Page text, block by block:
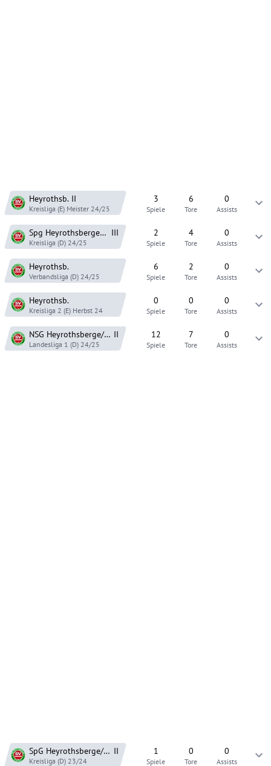
Heyrothsb. II
Kreisliga (E) Meister 24/25
3
Spiele
6
Tore
0
Assists
Spg Heyrothsberge/Gerwisch III
Kreisliga (D) 24/25
2
Spiele
4
Tore
0
Assists
Heyrothsb.
Verbandsliga (D) 24/25
6
Spiele
2
Tore
0
Assists
Heyrothsb.
Kreisliga 2 (E) Herbst 24
0
Spiele
0
Tore
0
Assists
NSG Heyrothsberge/Gerwisch II
Landesliga 1 (D) 24/25
12
Spiele
7
Tore
0
Assists
SpG Heyrothsberge/Nedlitz II
Kreisliga (D) 23/24
1
Spiele
0
Tore
0
Assists